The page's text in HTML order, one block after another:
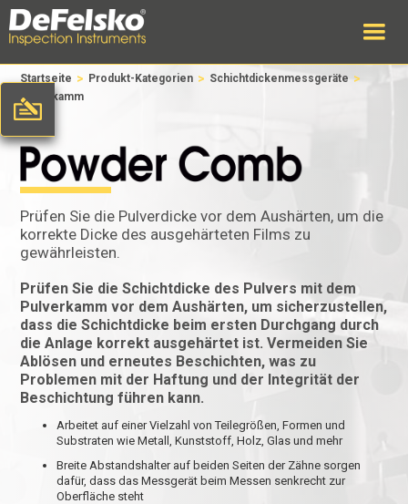
Startseite > Produkt-Kategorien > Schichtdickenmessgeräte >
Puderkamm
Prüfen Sie die Pulverdicke vor dem Aushärten, um die
korrekte Dicke des ausgehärteten Films zu
gewährleisten.
Prüfen Sie die Schichtdicke des Pulvers mit dem
Pulverkamm vor dem Aushärten, um sicherzustellen,
dass die Schichtdicke beim ersten Durchgang durch
die Anlage korrekt ausgehärtet ist. Vermeiden Sie
Ablösen und erneutes Beschichten, was zu
Problemen mit der Haftung und der Integrität der
Beschichtung führen kann.
Arbeitet auf einer Vielzahl von Teilegrößen, Formen und
Substraten wie Metall, Kunststoff, Holz, Glas und mehr
Breite Abstandshalter auf beiden Seiten der Zähne sorgen
dafür, dass das Messgerät beim Messen senkrecht zur
Oberfläche steht